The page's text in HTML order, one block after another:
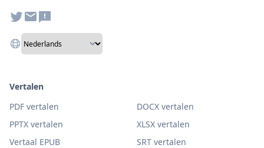
Vertalen
PDF vertalen
DOCX vertalen
PPTX vertalen
XLSX vertalen
Vertaal EPUB
SRT vertalen